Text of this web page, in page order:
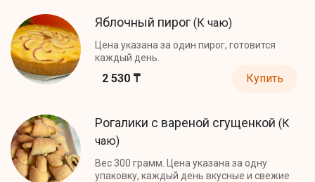
Яблочный пирог (К чаю)
Цена указана за один пирог, готовится
каждый день.
2 530 ₸ Купить
Рогалики с вареной сгущенкой (К
чаю)
Вес 300 грамм. Цена указана за одну
упаковку, каждый день вкусные и свежие